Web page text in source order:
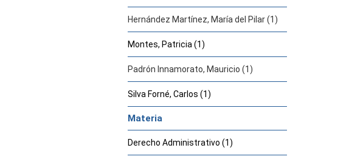
Hernández Martínez, María del Pilar (1)
Montes, Patricia (1)
Padrón Innamorato, Mauricio (1)
Silva Forné, Carlos (1)
Materia
Derecho Administrativo (1)